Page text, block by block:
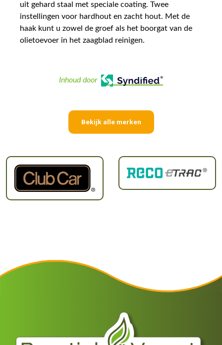
uit gehard staal met speciale coating. Twee
instellingen voor hardhout en zacht hout. Met de
haak kunt u zowel de groef als het boorgat van de
olietoevoer in het zaagblad reinigen.
Inhoud door
Bekijk alle merken